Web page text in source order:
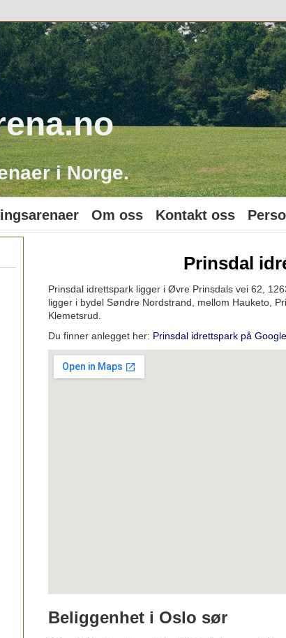
i Norge.
Om oss Kontakt oss
Prinsdal
Prinsdal idrettspark ligger i Øvre Prinsdals vei 62,
ligger i bydel Søndre Nordstrand, mellom Hauketo,
Klemetsrud.
Du finner anlegget her: Prinsdal idrettspark på
Beliggenhet i Oslo sør